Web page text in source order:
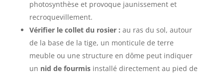
photosynthèse et provoque jaunissement et
recroquevillement.
Vérifier le collet du rosier : au ras du sol, autour
de la base de la tige, un monticule de terre
meuble ou une structure en dôme peut indiquer
un nid de fourmisinstallé directement au pied de